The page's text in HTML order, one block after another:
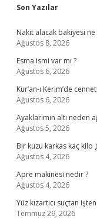
Sidebar
Son Yazılar
Nakit alacak bakiyesi ne
Ağustos 8, 2026
Esma ismi var mı ?
Ağustos 6, 2026
Kur’an-ı Kerim’de
Ağustos 6, 2026
Ayaklarımın altı neden
Ağustos 5, 2026
Bir kuzu karkas kaç kilo
Ağustos 4, 2026
Apre makinesi nedir ?
Ağustos 4, 2026
Yüz kızartıcı suçtan
Temmuz 29, 2026